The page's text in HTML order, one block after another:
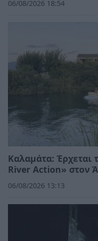
06/08/2026 18:54
Καλαμάτα: Έρχεται
River Action» στον
06/08/2026 13:13